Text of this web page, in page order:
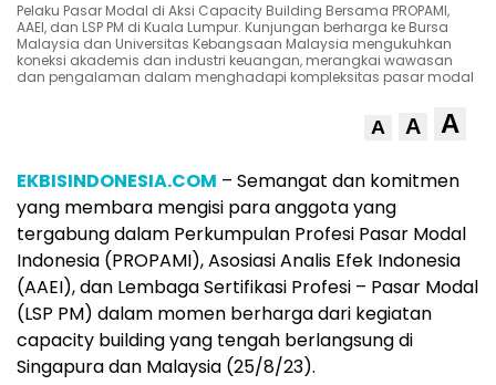
Pelaku Pasar Modal di Aksi Capacity Building Bersama PROPAMI,
AAEI, dan LSP PM di Kuala Lumpur. Kunjungan berharga ke Bursa
Malaysia dan Universitas Kebangsaan Malaysia mengukuhkan
koneksi akademis dan industri keuangan, merangkai wawasan
dan pengalaman dalam menghadapi kompleksitas pasar modal
A A A
EKBISINDONESIA.COM – Semangat dan komitmen
yang membara mengisi para anggota yang
tergabung dalam Perkumpulan Profesi Pasar Modal
Indonesia (PROPAMI), Asosiasi Analis Efek Indonesia
(AAEI), dan Lembaga Sertifikasi Profesi – Pasar Modal
(LSP PM) dalam momen berharga dari kegiatan
capacity building yang tengah berlangsung di
Singapura dan Malaysia (25/8/23).